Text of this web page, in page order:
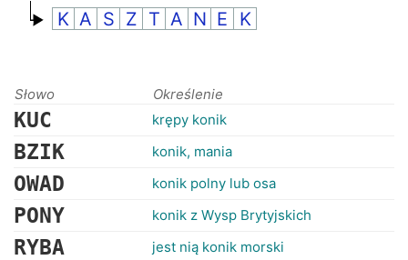
K A S Z T A N E K
Słowo Określenie
KUC krępy konik
BZIK konik, mania
OWAD konik polny lub osa
PONY konik z Wysp Brytyjskich
RYBA jest nią konik morski